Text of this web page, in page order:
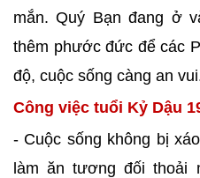
mắn. Quý Bạn đang ở
thêm phước đức để các
độ, cuộc sống càng an
Công việc tuổi Kỷ Dậu
- Cuộc sống không bị
làm ăn tương đối thoải